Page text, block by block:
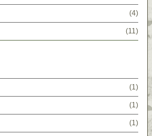
(4)
(11)
(1)
(1)
(1)